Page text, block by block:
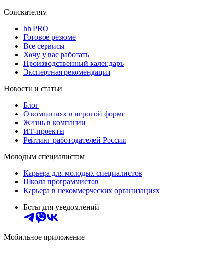
Соискателям
hh PRO
Готовое резюме
Все сервисы
Хочу у вас работать
Производственный календарь
Экспертная рекомендация
Новости и статьи
Блог
О компаниях в игровой форме
Жизнь в компании
ИТ-проекты
Рейтинг работодателей России
Молодым специалистам
Карьера для молодых специалистов
Школа программистов
Карьера в некоммерческих организациях
Боты для уведомлений
Мобильное приложение